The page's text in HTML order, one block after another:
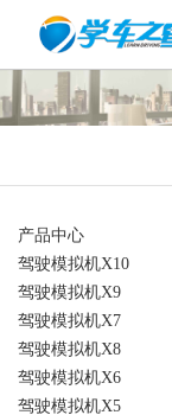
产品中心
驾驶模拟机X10
驾驶模拟机X9
驾驶模拟机X7
驾驶模拟机X8
驾驶模拟机X6
驾驶模拟机X5